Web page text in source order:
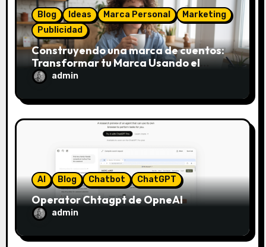
a
d
a
Blog Ideas Marca Personal
Marketing
Publicidad
Construyendo una marca de cuentos:
Transformar tu Marca Usando el
Framework de Donald Miller
admin
AI Blog Chatbot ChatGPT
Operator Chtagpt de OpneAI
admin